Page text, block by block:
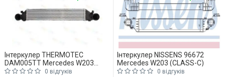
Інтеркулер THERMOTEC
DAM005TT Mercedes W203
(CLASS-C)
0 відгуків
Інтеркулер NISSENS 96672
Mercedes W203 (CLASS-C)
0 відгуків